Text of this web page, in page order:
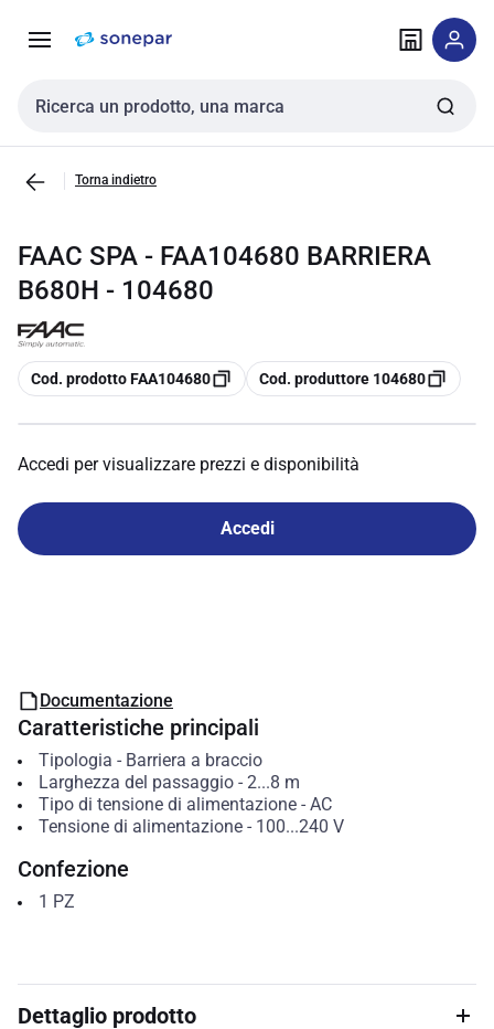
navigazione alla
Cerca input
Torna indietro
FAAC SPA - FAA104680 BARRIERA
B680H - 104680
copia
Cod. prodotto FAA104680 copia
Cod. produttore 104680
Accedi per visualizzare prezzi e disponibilità
Accedi
Documentazione
Caratteristiche principali
Tipologia - Barriera a braccio
Larghezza del passaggio- 2...8 m
Tipo di tensione di alimentazione- AC
Tensione di alimentazione- 100...240 V
Confezione
1 PZ
Dettaglio prodotto